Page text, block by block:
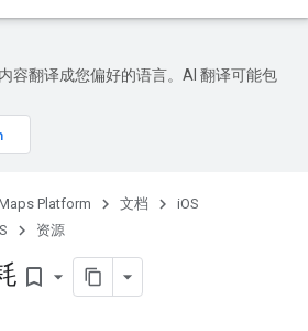
容翻译成您偏好的语言。AI 翻译可能包
Platform 文档
iOS
资源
bookmark_border